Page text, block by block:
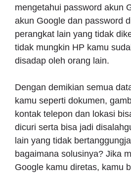
mengetahui password akun
akun Google dan password
perangkat lain yang tidak
tidak mungkin HP kamu
disadap oleh orang lain.
Dengan demikian semua
kamu seperti dokumen,
kontak telepon dan lokasi
dicuri serta bisa jadi
lain yang tidak
bagaimana solusinya? Jika
Google kamu diretas, kamu